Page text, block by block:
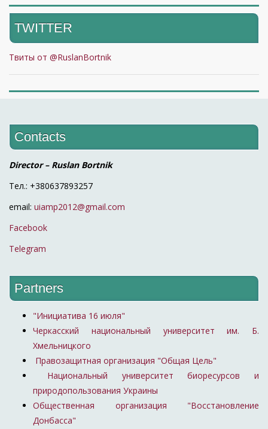
TWITTER
Твиты от @RuslanBortnik
Contacts
Director – Ruslan Bortnik
Тел.: +380637893257
email: uiamp2012@gmail.com
Facebook
Telegram
Partners
"Инициатива 16 июля"
Черкасский национальный университет им. Б.
Хмельницкого
Правозащитная организация "Общая Цель"
Национальный университет биоресурсов и
природопользования Украины
Общественная организация "Восстановление
Донбасса"